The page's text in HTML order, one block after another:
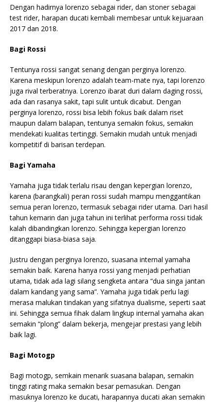
Dengan hadirnya lorenzo sebagai rider, dan stoner sebagai
test rider, harapan ducati kembali membesar untuk kejuaraan
2017 dan 2018.
Bagi Rossi
Tentunya rossi sangat senang dengan perginya lorenzo.
Karena meskipun lorenzo adalah team-mate nya, tapi lorenzo
juga rival terberatnya. Lorenzo ibarat duri dalam daging rossi,
ada dan rasanya sakit, tapi sulit untuk dicabut. Dengan
perginya lorenzo, rossi bisa lebih fokus baik dalam riset
maupun dalam balapan, tentunya semakin fokus, semakin
mendekati kualitas tertinggi. Semakin mudah untuk menjadi
kompetitif di barisan terdepan.
Bagi Yamaha
Yamaha juga tidak terlalu risau dengan kepergian lorenzo,
karena (barangkali) peran rossi sudah mampu menggantikan
semua peran lorenzo, termasuk sebagai rider utama. Dari hasil
tahun kemarin dan juga tahun ini terlihat performa rossi tidak
kalah dibandingkan lorenzo. Sehingga kepergian lorenzo
ditanggapi biasa-biasa saja.
Justru dengan perginya lorenzo, suasana internal yamaha
semakin baik. Karena hanya rossi yang menjadi perhatian
utama, tidak ada lagi silang sengketa antara “dua singa jantan
dalam kandang yang sama”. Yamaha juga tidak perlu lagi
merasa malukan tindakan yang sifatnya dualisme, seperti saat
ini. Sehingga semua fihak dalam lingkup internal yamaha akan
semakin “plong” dalam bekerja, mengejar prestasi yang lebih
baik lagi.
Bagi Motogp
Bagi motogp, semkain menarik suasana balapan, semakin
tinggi rating maka semakin besar pemasukan. Dengan
masuknya lorenzo ke ducati, harapannya ducati akan semakin